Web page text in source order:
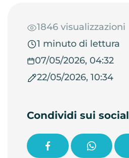
1846 visualizzazioni
1 minuto di lettura
07/05/2026, 04:32
22/05/2026, 10:34
Condividi sui social